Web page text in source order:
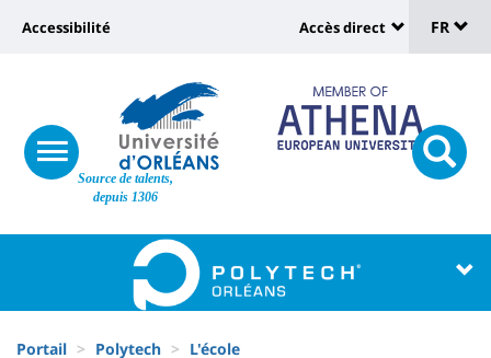
Site
Source de talents,
depuis 1306
Université
Recherche
responsive
menu
button
Université
vers
page
accessibilité
Accessibilité
:
Shortcut
links
Accès direct
de
FR
Université
Block
Portail Polytech
L'école